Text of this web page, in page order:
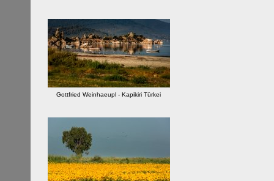
Gottfried Weinhaeupl - Kapikiri Türkei